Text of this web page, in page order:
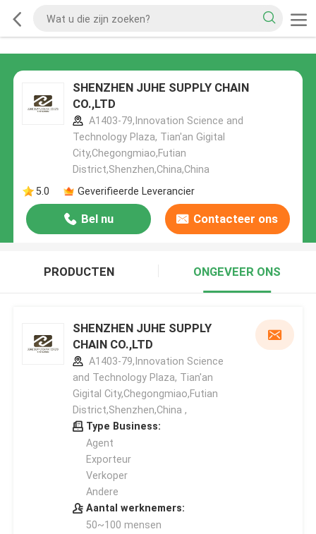
SHENZHEN JUHE SUPPLY CHAIN
CO.,LTD
A1403-79,Innovation Science and
Technology Plaza, Tian'an Gigital
City,Chegongmiao,Futian
District,Shenzhen,China,China
5.0
Geverifieerde Leverancier
Bel nu Contacteer ons
PRODUCTEN ONGEVEER ONS
SHENZHEN JUHE SUPPLY
CHAIN CO.,LTD
A1403-79,Innovation Science
and Technology Plaza, Tian'an
Gigital City,Chegongmiao,Futian
District,Shenzhen,China ,
Type Business:
Agent
Exporteur
Verkoper
Andere
Aantal werknemers:
50~100 mensen